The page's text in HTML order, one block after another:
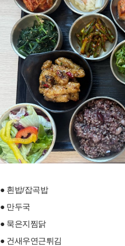
● 흰밥/잡곡밥
● 만두국
● 묵은지찜닭
● 건새우연근튀김